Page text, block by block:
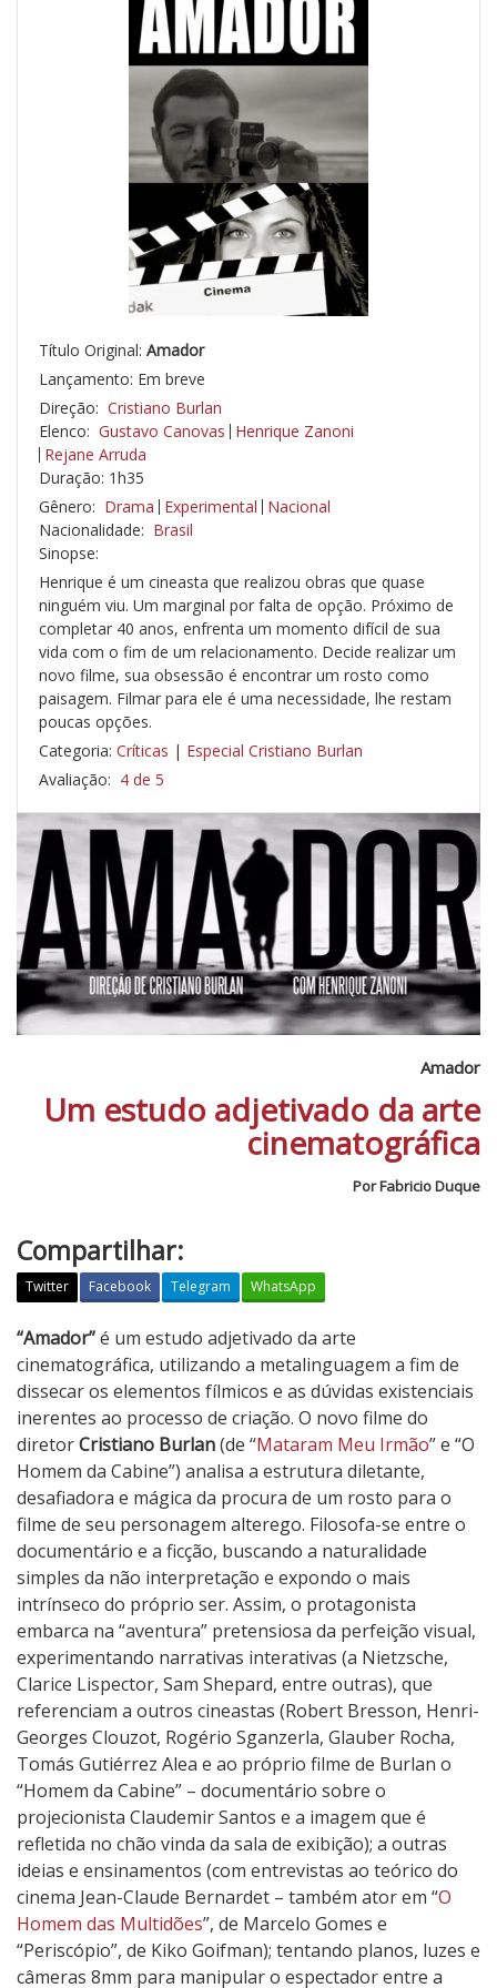
Título Original: Amador
Lançamento: Em breve
Direção: Cristiano Burlan
Elenco: Gustavo Canovas Henrique Zanoni
Rejane Arruda
Duração: 1h35
Gênero: Drama Experimental Nacional
Nacionalidade: Brasil
Sinopse:
Henrique é um cineasta que realizou obras que quase
ninguém viu. Um marginal por falta de opção. Próximo de
completar 40 anos, enfrenta um momento difícil de sua
vida com o fim de um relacionamento. Decide realizar um
novo filme, sua obsessão é encontrar um rosto como
paisagem. Filmar para ele é uma necessidade, lhe restam
poucas opções.
Categoria: Críticas | Especial Cristiano Burlan
Avaliação: 4 de 5
Amador
Um estudo adjetivado da arte
cinematográfica
Por Fabricio Duque
Compartilhar:
Twitter Facebook Telegram WhatsApp
A
m
a
d
o
r
“Amador”é um estudo adjetivado da arte
cinematográfica, utilizando a metalinguagem a fim de
dissecar os elementos fílmicos e as dúvidas existenciais
inerentes ao processo de criação. O novo filme do
diretorCristiano Burlan(de “Mataram Meu Irmão” e “O
Homem da Cabine”) analisa a estrutura diletante,
desafiadora e mágica da procura de um rosto para o
filme de seu personagem alterego. Filosofa-se entre o
documentário e a ficção, buscando a naturalidade
simples da não interpretação e expondo o mais
intrínseco do próprio ser. Assim, o protagonista
embarca na “aventura” pretensiosa da perfeição visual,
experimentando narrativas interativas (a Nietzsche,
Clarice Lispector, Sam Shepard, entre outras), que
referenciam a outros cineastas (Robert Bresson, Henri-
Georges Clouzot, Rogério Sganzerla, Glauber Rocha,
Tomás Gutiérrez Alea e ao próprio filme de Burlan o
“Homem da Cabine” – documentário sobre o
projecionista Claudemir Santos e a imagem que é
refletida no chão vinda da sala de exibição); a outras
ideias e ensinamentos (com entrevistas ao teórico do
cinema Jean-Claude Bernardet – também ator em “O
Homem das Multidões”, de Marcelo Gomes e
“Periscópio”, de Kiko Goifman); tentando planos, luzes e
câmeras 8mm para manipular o espectador entre a